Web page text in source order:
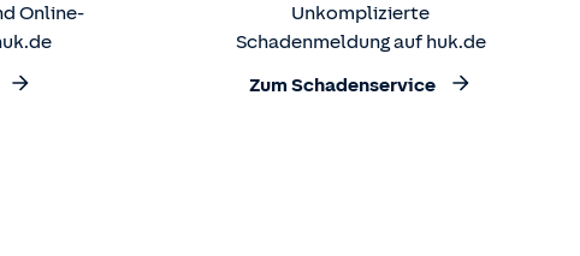
Online-
Unkomplizierte
Schadenmeldung auf huk.de
Zum Schadenservice